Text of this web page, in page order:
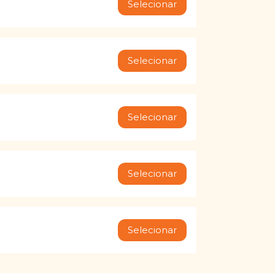
Selecionar
Selecionar
Selecionar
Selecionar
Selecionar